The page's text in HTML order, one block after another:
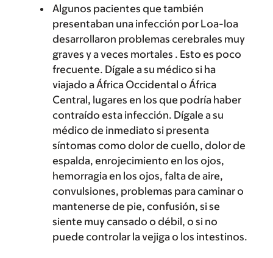
Algunos pacientes que también
presentaban una infección por Loa-loa
desarrollaron problemas cerebrales muy
graves y a veces mortales . Esto es poco
frecuente. Dígale a su médico si ha
viajado a África Occidental o África
Central, lugares en los que podría haber
contraído esta infección. Dígale a su
médico de inmediato si presenta
síntomas como dolor de cuello, dolor de
espalda, enrojecimiento en los ojos,
hemorragia en los ojos, falta de aire,
convulsiones, problemas para caminar o
mantenerse de pie, confusión, si se
siente muy cansado o débil, o si no
puede controlar la vejiga o los intestinos.